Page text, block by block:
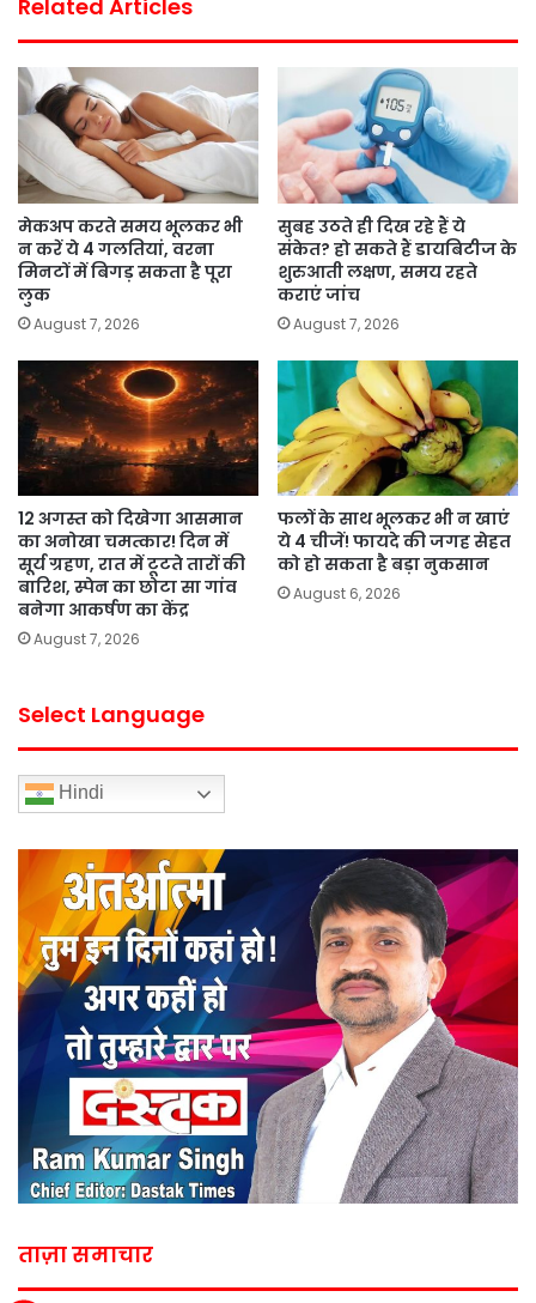
Related Articles
मेकअप करते समय भूलकर भी
न करें ये 4 गलतियां, वरना
मिनटों में बिगड़ सकता है पूरा
लुक
August 7, 2026
सुबह उठते ही दिख रहे हैं ये
संकेत? हो सकते हैं डायबिटीज के
शुरुआती लक्षण, समय रहते
कराएं जांच
August 7, 2026
12 अगस्त को दिखेगा आसमान
का अनोखा चमत्कार! दिन में
सूर्य ग्रहण, रात में टूटते तारों की
बारिश, स्पेन का छोटा सा गांव
बनेगा आकर्षण का केंद्र
August 7, 2026
फलों के साथ भूलकर भी न खाएं
ये 4 चीजें! फायदे की जगह सेहत
को हो सकता है बड़ा नुकसान
August 6, 2026
Select Language
Hindi
ताज़ा समाचार